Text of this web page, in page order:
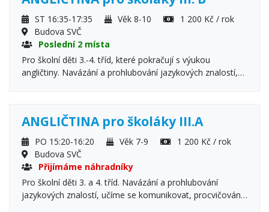
ST 16:35-17:35 Věk 8-10
1 200 Kč / rok
Budova SVČ
Poslední 2 místa
Pro školní děti 3.-4. tříd, které pokračují s výukou
angličtiny. Navázání a prohlubování jazykových znalostí,
ANGLIČTINA pro školáky III.A
PO 15:20-16:20 Věk 7-9
1 200 Kč / rok
Budova SVČ
Přijímáme náhradníky
Pro školní děti 3. a 4. tříd. Navázání a prohlubování
jazykových znalostí, učíme se komunikovat, procvičování